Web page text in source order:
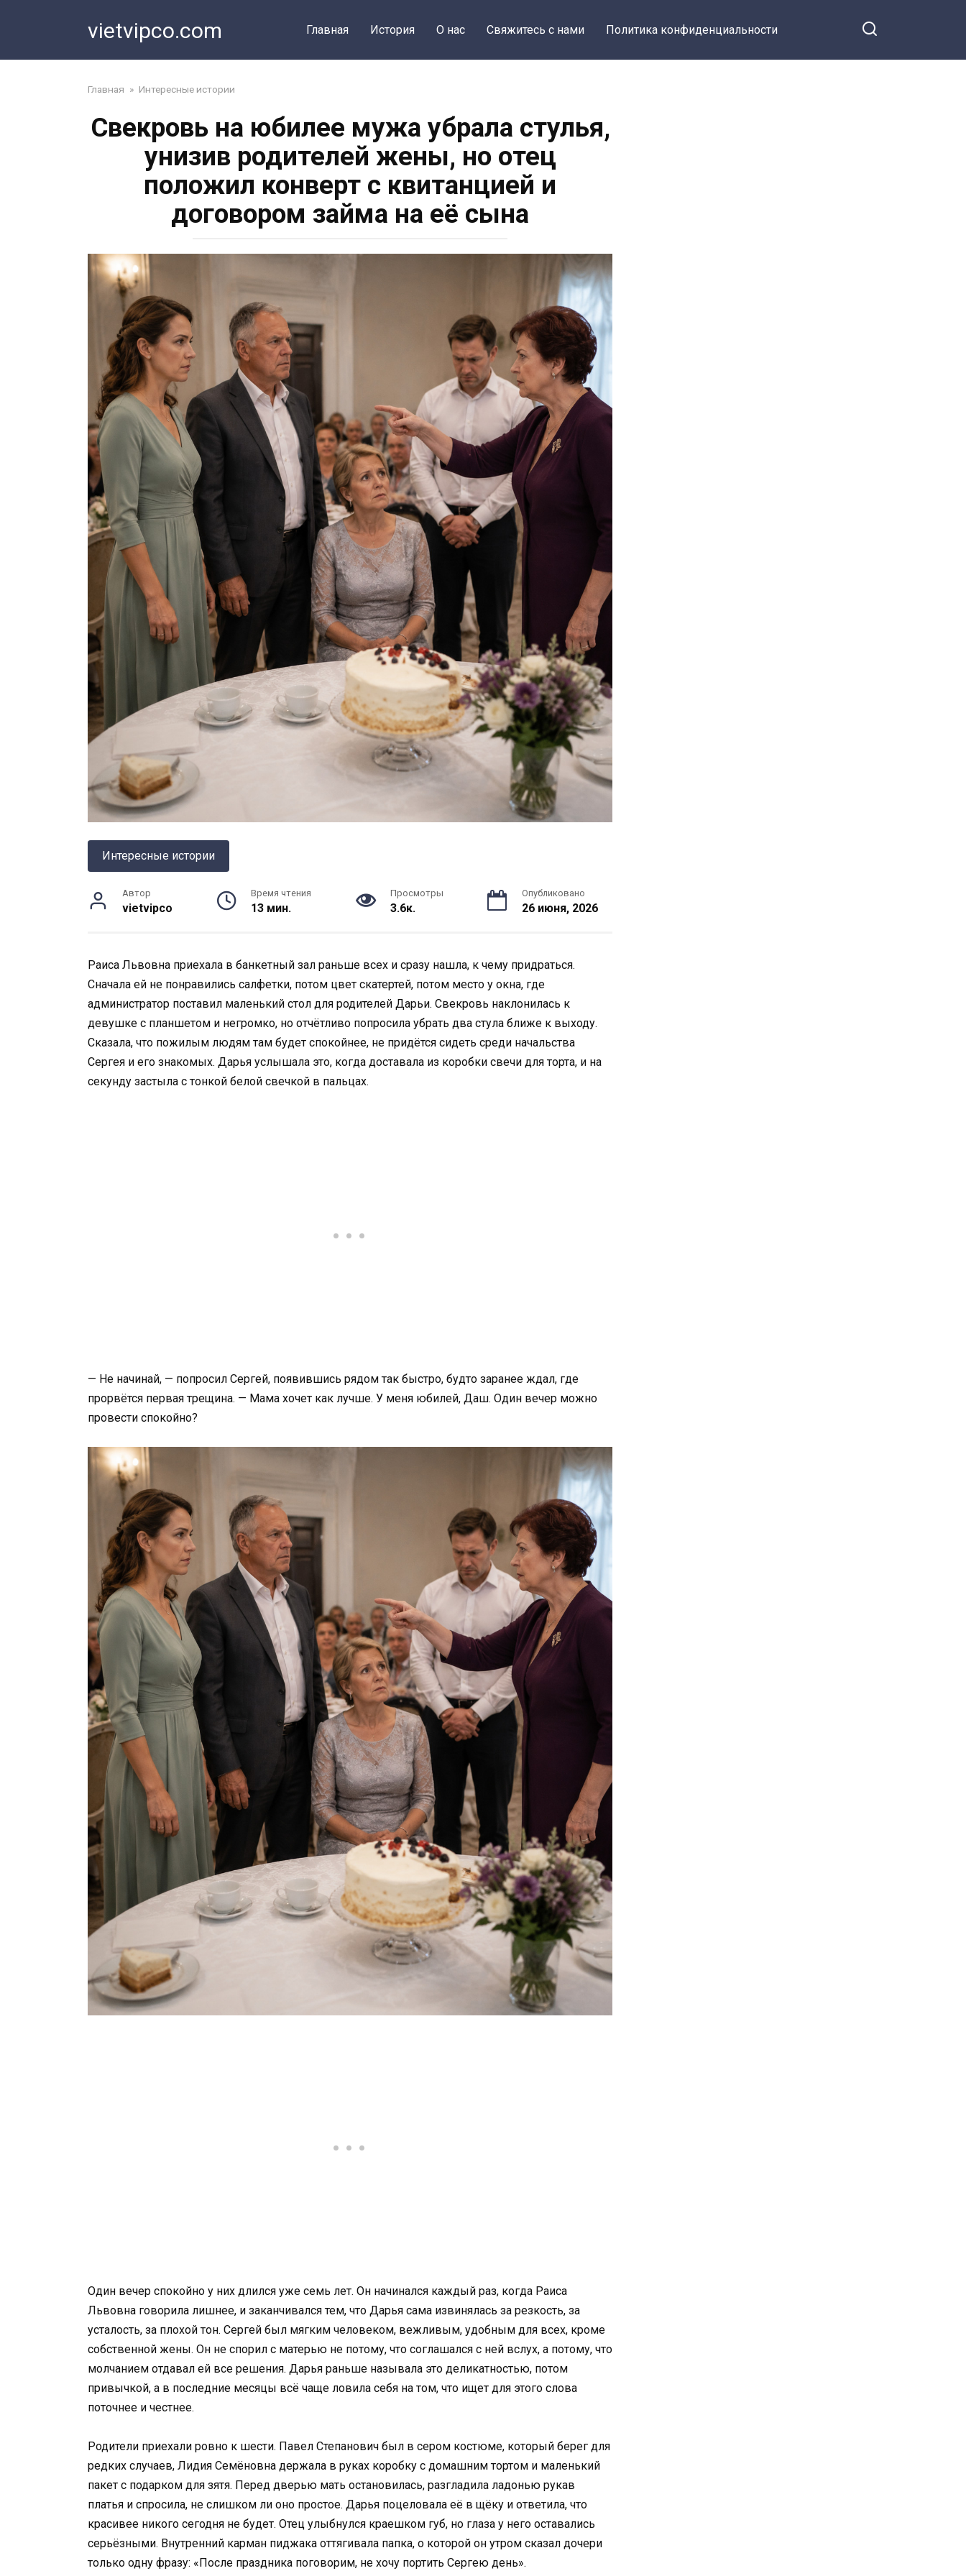
vietvipco.com Главная История О нас Свяжитесь с нами Политика конфиденциальности
Главная » Интересные истории
Свекровь на юбилее мужа убрала стулья,
унизив родителей жены, но отец
положил конверт с квитанцией и
договором займа на её сына
Интересные истории
Автор
vietvipco
Время чтения
13 мин.
Просмотры
3.6к.
Опубликовано
26 июня, 2026
Раиса Львовна приехала в банкетный зал раньше всех и сразу нашла, к чему придраться.
Сначала ей не понравились салфетки, потом цвет скатертей, потом место у окна, где
администратор поставил маленький стол для родителей Дарьи. Свекровь наклонилась к
девушке с планшетом и негромко, но отчётливо попросила убрать два стула ближе к выходу.
Сказала, что пожилым людям там будет спокойнее, не придётся сидеть среди начальства
Сергея и его знакомых. Дарья услышала это, когда доставала из коробки свечи для торта, и на
секунду застыла с тонкой белой свечкой в пальцах.
— Не начинай, — попросил Сергей, появившись рядом так быстро, будто заранее ждал, где
прорвётся первая трещина. — Мама хочет как лучше. У меня юбилей, Даш. Один вечер можно
провести спокойно?
Один вечер спокойно у них длился уже семь лет. Он начинался каждый раз, когда Раиса
Львовна говорила лишнее, и заканчивался тем, что Дарья сама извинялась за резкость, за
усталость, за плохой тон. Сергей был мягким человеком, вежливым, удобным для всех, кроме
собственной жены. Он не спорил с матерью не потому, что соглашался с ней вслух, а потому, что
молчанием отдавал ей все решения. Дарья раньше называла это деликатностью, потом
привычкой, а в последние месяцы всё чаще ловила себя на том, что ищет для этого слова
поточнее и честнее.
Родители приехали ровно к шести. Павел Степанович был в сером костюме, который берег для
редких случаев, Лидия Семёновна держала в руках коробку с домашним тортом и маленький
пакет с подарком для зятя. Перед дверью мать остановилась, разгладила ладонью рукав
платья и спросила, не слишком ли оно простое. Дарья поцеловала её в щёку и ответила, что
красивее никого сегодня не будет. Отец улыбнулся краешком губ, но глаза у него оставались
серьёзными. Внутренний карман пиджака оттягивала папка, о которой он утром сказал дочери
только одну фразу: «После праздника поговорим, не хочу портить Сергею день».